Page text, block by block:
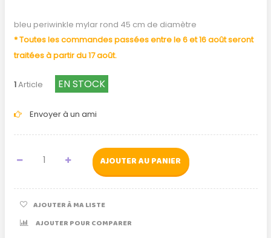
bleu periwinkle mylar rond 45 cm de diamètre
* Toutes les commandes passées entre le 6 et 16 août seront
traitées à partir du 17 août.
1Article EN STOCK
Envoyer à un ami
AJOUTER AU PANIER
AJOUTER À MA LISTE
AJOUTER POUR COMPARER